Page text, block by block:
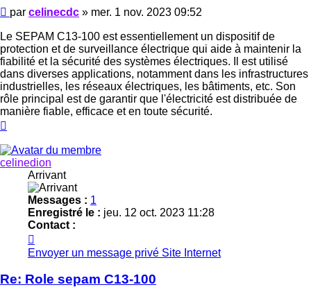
Message
par celinecdc » mer. 1 nov. 2023 09:52
Le SEPAM C13-100 est essentiellement un dispositif de
protection et de surveillance électrique qui aide à maintenir la
fiabilité et la sécurité des systèmes électriques. Il est utilisé
dans diverses applications, notamment dans les infrastructures
industrielles, les réseaux électriques, les bâtiments, etc. Son
rôle principal est de garantir que l'électricité est distribuée de
manière fiable, efficace et en toute sécurité.
celinedion
Arrivant
Messages : 1
Enregistré le : jeu. 12 oct. 2023 11:28
Contact :
celinedion
Envoyer un message privé Site Internet
Re: Role sepam C13-100